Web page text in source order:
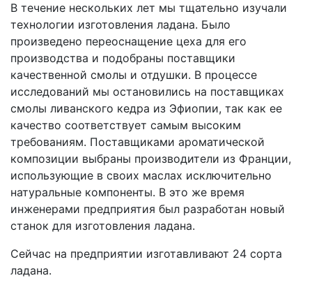
В течение нескольких лет мы тщательно изучали
технологии изготовления ладана. Было
произведено переоснащение цеха для его
производства и подобраны поставщики
качественной смолы и отдушки. В процессе
исследований мы остановились на поставщиках
смолы ливанского кедра из Эфиопии, так как ее
качество соответствует самым высоким
требованиям. Поставщиками ароматической
композиции выбраны производители из Франции,
использующие в своих маслах исключительно
натуральные компоненты. В это же время
инженерами предприятия был разработан новый
станок для изготовления ладана.
Сейчас на предприятии изготавливают 24 сорта
ладана.